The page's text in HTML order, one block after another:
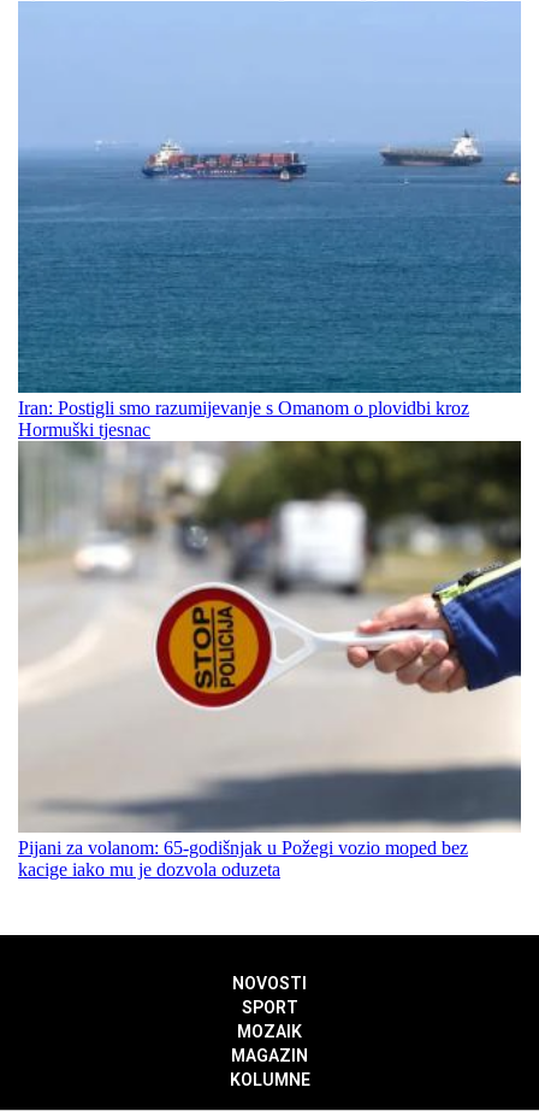
Iran: Postigli smo razumijevanje s Omanom o plovidbi kroz
Hormuški tjesnac
Pijani za volanom: 65-godišnjak u Požegi vozio moped bez
kacige iako mu je dozvola oduzeta
NOVOSTI
SPORT
MOZAIK
MAGAZIN
KOLUMNE